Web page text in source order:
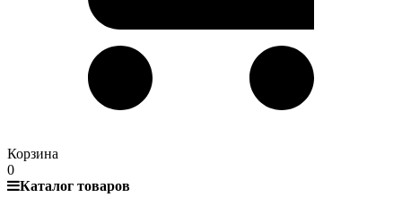
Корзина
0
Каталог товаров